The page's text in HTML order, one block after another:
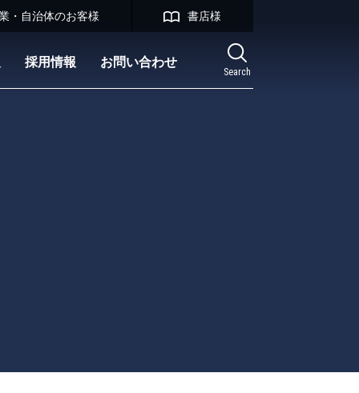
Search
採用情報 お問い合わせ
・自治体のお客様 書店様